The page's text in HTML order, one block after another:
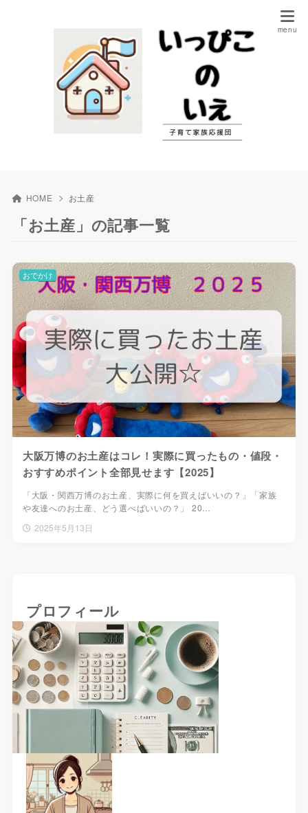
HOME お土産
「お土産」の記事一覧
大阪万博のお土産はコレ！実際に買ったもの・値段・
おすすめポイント全部見せます【2025】
「大阪・関西万博のお土産、実際に何を買えばいいの？」「家族
や友達へのお土産、どう選べばいいの？」 20…
2025年5月13日
おでかけ
プロフィール